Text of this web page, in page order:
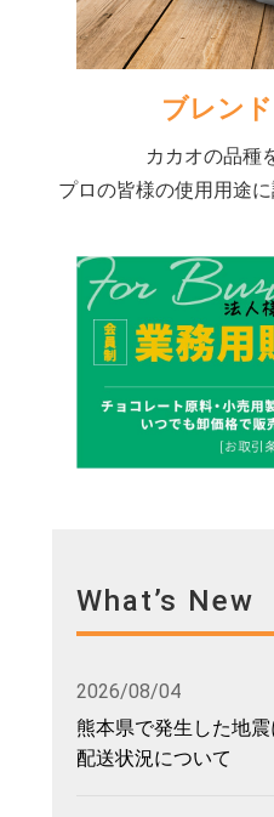
ブレン
カカオの品種
プロの皆様の使用用途
What’s New
2026/08/04
熊本県で発生した地
配送状況について